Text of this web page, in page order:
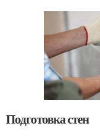
Подготовка стен